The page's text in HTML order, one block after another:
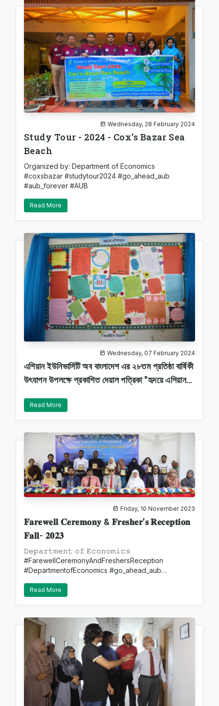
Wednesday, 28 February 2024
Study Tour - 2024 - Cox's Bazar Sea
Beach
Organized by: Department of Economics
#coxsbazar #studytour2024 #go_ahead_aub
#aub_forever #AUB
Read More
Wednesday, 07 February 2024
এশিয়ান ইউনিভার্সিটি অব বাংলাদেশ এর ২৮তম প্রতিষ্ঠা বার্ষিকী
উৎযাপন উপলক্ষে প্রকাশিত দেয়াল পত্রিকা "হৃদয়ে এশিয়ান"
Read More
Friday, 10 November 2023
𝐅𝐚𝐫𝐞𝐰𝐞𝐥𝐥 𝐂𝐞𝐫𝐞𝐦𝐨𝐧𝐲 & 𝐅𝐫𝐞𝐬𝐡𝐞𝐫'𝐬 𝐑𝐞𝐜𝐞𝐩𝐭𝐢𝐨𝐧
𝐅𝐚𝐥𝐥- 𝟐𝟎𝟐𝟑
𝙳𝚎𝚙𝚊𝚛𝚝𝚖𝚎𝚗𝚝 𝚘𝚏 𝙴𝚌𝚘𝚗𝚘𝚖𝚒𝚌𝚜
#FarewellCeremonyAndFreshersReception
#DepartmentofEconomics #go_ahead_aub
Read More